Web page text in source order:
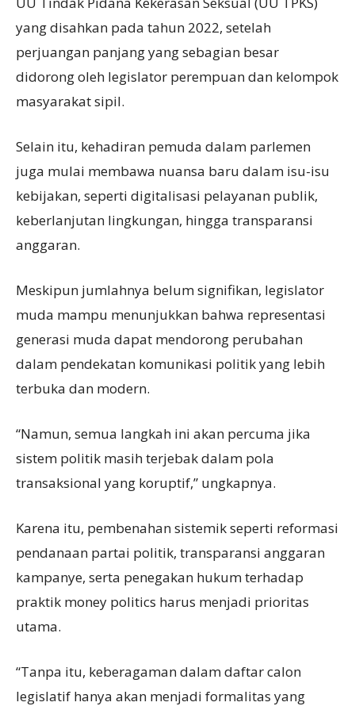
yang disahkan pada tahun 2022, setelah
perjuangan panjang yang sebagian besar
didorong oleh legislator perempuan dan kelompok
masyarakat sipil.
Selain itu, kehadiran pemuda dalam parlemen
juga mulai membawa nuansa baru dalam isu-isu
kebijakan, seperti digitalisasi pelayanan publik,
keberlanjutan lingkungan, hingga transparansi
anggaran.
Meskipun jumlahnya belum signifikan, legislator
muda mampu menunjukkan bahwa representasi
generasi muda dapat mendorong perubahan
dalam pendekatan komunikasi politik yang lebih
terbuka dan modern.
“Namun, semua langkah ini akan percuma jika
sistem politik masih terjebak dalam pola
transaksional yang koruptif,” ungkapnya.
Karena itu, pembenahan sistemik seperti reformasi
pendanaan partai politik, transparansi anggaran
kampanye, serta penegakan hukum terhadap
praktik money politics harus menjadi prioritas
utama.
“Tanpa itu, keberagaman dalam daftar calon
legislatif hanya akan menjadi formalitas yang